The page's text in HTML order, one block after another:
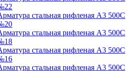
стальная рифленая А3 500С
стальная рифленая А3 500С
стальная рифленая А3 500С
стальная рифленая А3 500С